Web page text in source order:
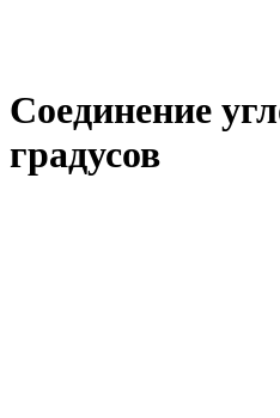
Соединение
градусов